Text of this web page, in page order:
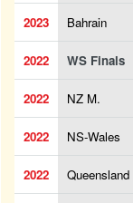
2023 Bahrain
2022 WS Finals
2022 NZ M.
2022 NS-Wales
2022 Queensland